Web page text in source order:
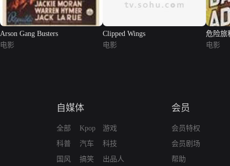
Arson Gang Busters
电影
Clipped Wings
电影
危险旅
电影
自媒体
全部
科普
国风
Kpop
汽车
搞笑
游戏
科技
出品人
会员
会员特权
会员剧场
帮助